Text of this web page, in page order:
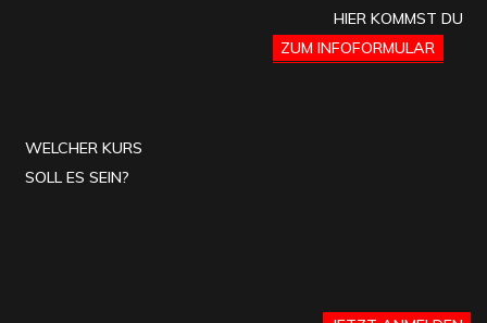
HIER KOMMST DU
ZUM INFOFORMULAR
WELCHER KURS
SOLL ES SEIN?